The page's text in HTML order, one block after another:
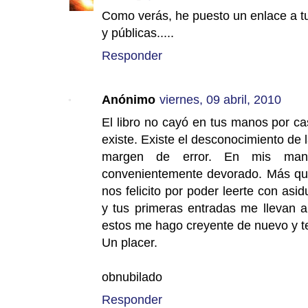
Como verás, he puesto un enlace a
y públicas.....
Responder
Anónimo viernes, 09 abril, 2010
El libro no cayó en tus manos por
existe. Existe el desconocimiento de
margen de error. En mis
convenientemente devorado. Más
nos felicito por poder leerte con
y tus primeras entradas me llevan
estos me hago creyente de nuevo y
Un placer.
obnubilado
Responder